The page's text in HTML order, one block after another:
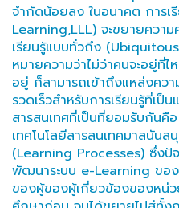
จำกัดน้อยลง ในอนาคต การ
Learning,LLL) จะขยายควา
เรียนรู้แบบทั่วถึง
หมายความว่าไม่ว่าคนจะอยู่ที่ไ
อยู่ ก็สามารถเข้าถึงแหล่งคว
รวดเร็วสำหรับการเรียนรู้ที่เป็
สารสนเทศที่เป็นที่ยอมรับกันคื
เทคโนโลยีสารสนเทศมาสนันส
(Learning Processes) ซึ่งปั
พัฒนาระบบ e-Learning ของ
ของผู้ของผู้เกี่ยวข้องของหน่